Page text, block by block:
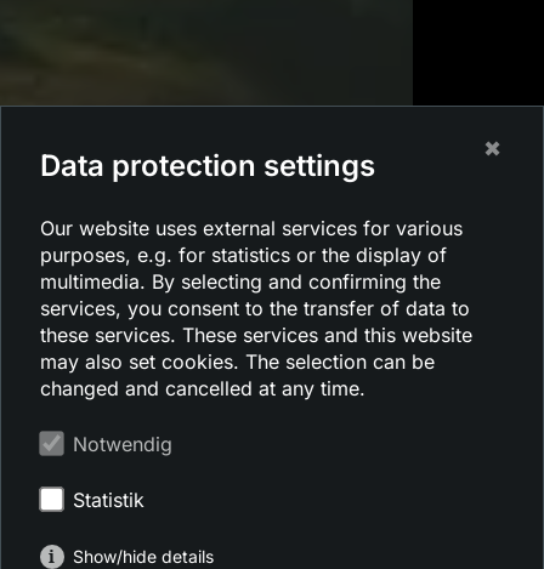
Data protection settings
Our website uses external services for various
purposes, e.g. for statistics or the display of
multimedia. By selecting and confirming the
services, you consent to the transfer of data to
these services. These services and this website
may also set cookies. The selection can be
changed and cancelled at any time.
Notwendig
Statistik
Show/hide details
✖